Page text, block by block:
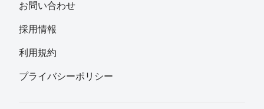
お問い合わせ
採用情報
利用規約
プライバシーポリシー